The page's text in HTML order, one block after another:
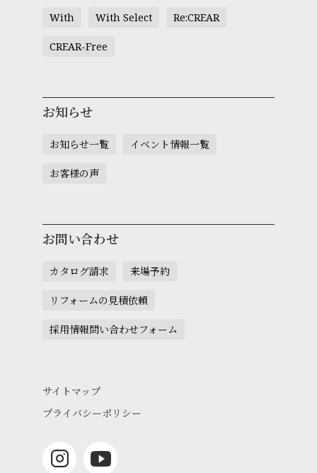
With With Select Re:CREAR
CREAR-Free
お知らせ
お知らせ一覧 イベント情報一覧
お客様の声
お問い合わせ
カタログ請求 来場予約
リフォームの見積依頼
採用情報問い合わせフォーム
サイトマップ
プライバシーポリシー